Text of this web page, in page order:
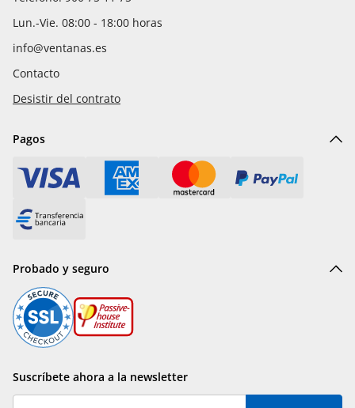
Lun.-Vie. 08:00 - 18:00 horas
info@ventanas.es
Contacto
Desistir del contrato
Pagos
Probado y seguro
Suscríbete ahora a la newsletter